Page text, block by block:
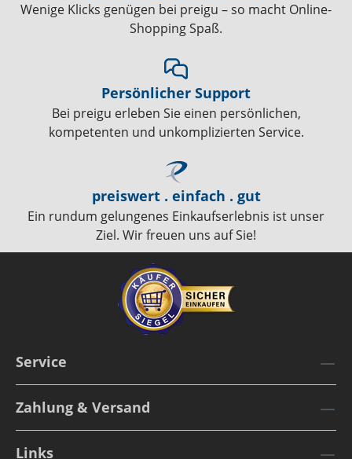
Wenige Klicks genügen bei preigu – so macht Online-
Shopping Spaß.
Persönlicher Support
Bei preigu erleben Sie einen persönlichen,
kompetenten und unkomplizierten Service.
preiswert . einfach . gut
Ein rundum gelungenes Einkaufserlebnis ist unser
Ziel. Wir freuen uns auf Sie!
Service
Zahlung & Versand
Links